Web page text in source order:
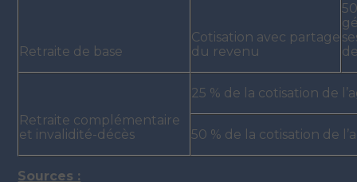
Retraite de base
Cotisation avec partage
du revenu
Retraite complémentaire
et invalidité-décès
25 % de la cotisation de
50 % de la cotisation de
Sources :